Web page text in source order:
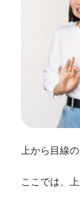
上から目線
ここでは、